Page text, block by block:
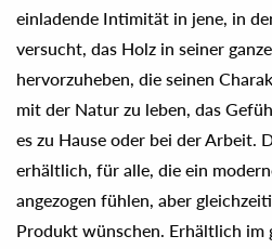
einladende Intimität in jene, in
versucht, das Holz in seiner
hervorzuheben, die seinen
mit der Natur zu leben, das
es zu Hause oder bei der Arbeit.
erhältlich, für alle, die ein
angezogen fühlen, aber
Produkt wünschen. Erhältlich im
werden die natürlichen
kombiniert.das subtile,
einer weichen Textur, in einer
Empfindungen. Das
dekorativen Akzent in allen Arten
für alle, die den warmen und
Feinsteinzeugfliese
nicht saugenden, hygienischen